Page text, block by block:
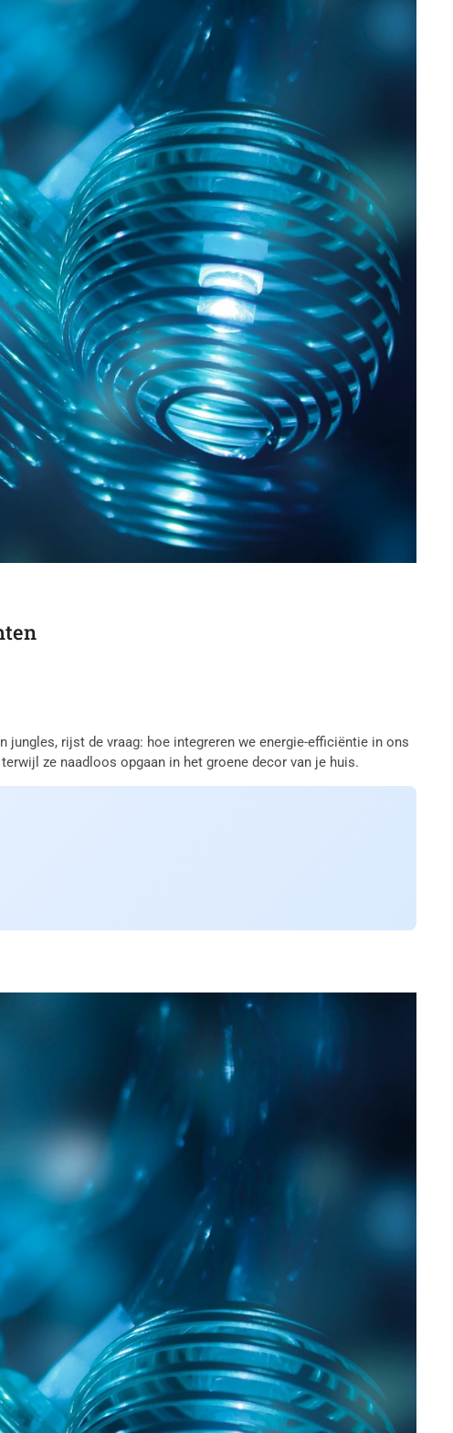
rijst de vraag: hoe integreren we energie-efficiëntie in ons
ze naadloos opgaan in het groene decor van je huis.